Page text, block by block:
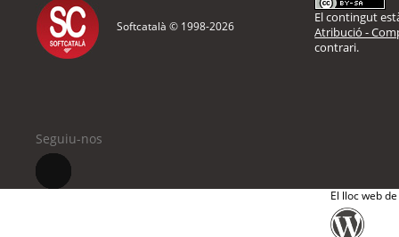
Softcatalà © 1998-2026
El contingut
Atribució -
contrari.
Seguiu-nos
El lloc web